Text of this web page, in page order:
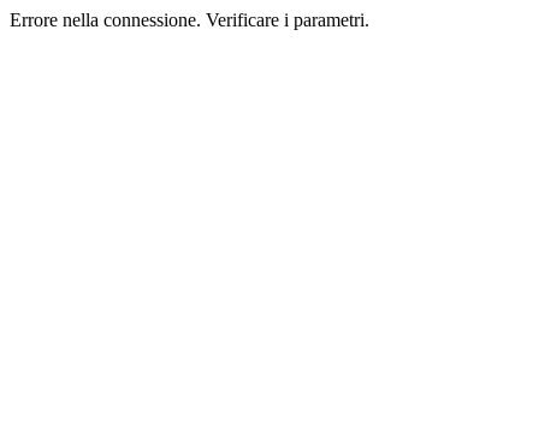
Errore nella connessione. Verificare i parametri.